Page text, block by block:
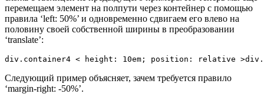
перемещаем элемент на полпути через контейнер с помощью
правила ‘left: 50%’ и одновременно сдвигаем его влево на
половину своей собственной ширины в преобразовании
‘translate’:
div.container4 < height: 10em; position: relative
Следующий пример объясняет, зачем требуется правило
‘margin-right: -50%’.